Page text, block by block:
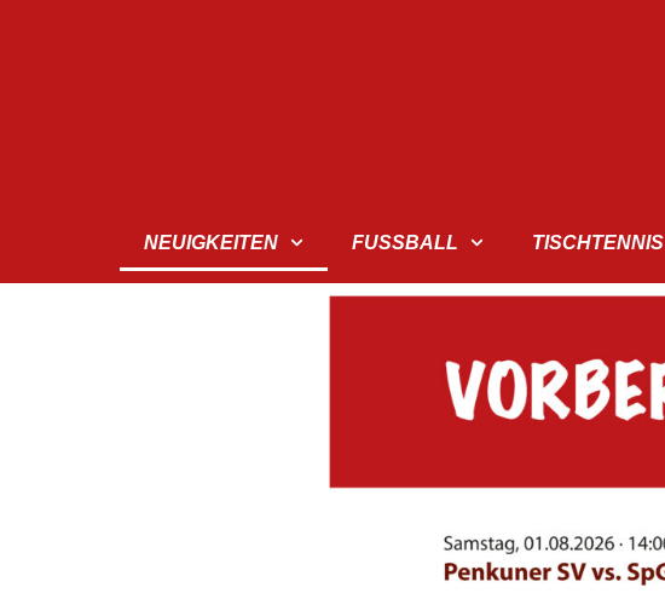
NEUIGKEITEN FUSSBALL TISCHTENNIS